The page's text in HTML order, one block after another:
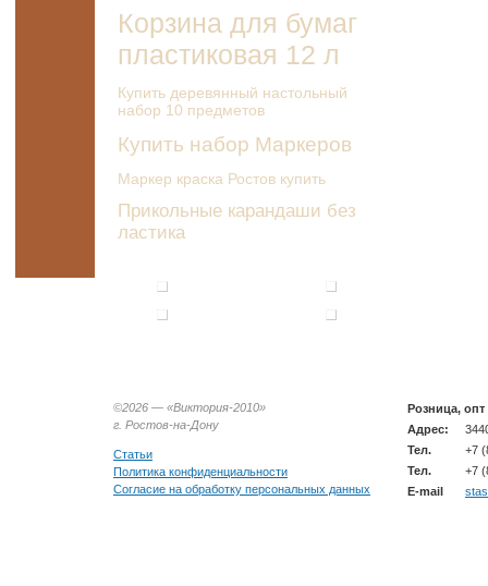
Корзина для бумаг
пластиковая 12 л
Купить деревянный настольный
набор 10 предметов
Купить набор Маркеров
Маркер краска Ростов купить
Прикольные карандаши без
ластика
©2026 — «Виктория-2010»
г. Ростов-на-Дону
Статьи
Политика конфиденциальности
Согласие на обработку персональных данных
Розница,
Адрес:
Тел.
+7
Тел.
+7
E-mail